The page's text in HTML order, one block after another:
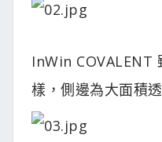
InWin COVALENT
樣，側邊為大面積